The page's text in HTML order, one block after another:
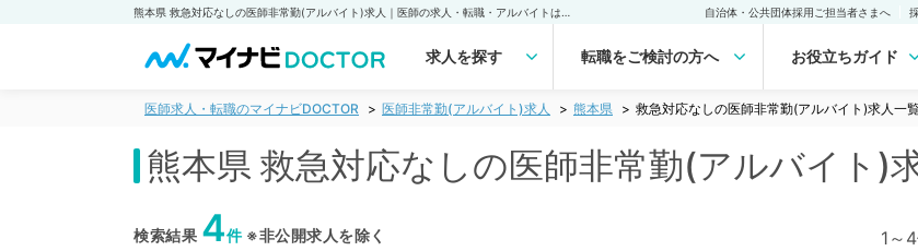
自治体・公共団体採用ご担当者さまへ
求人を探す 転職をご検討の方へ お役立ちガイド
医師求人・転職のマイナビDOCTOR 医師非常勤(アルバイト)求人 熊本県 救急対応なしの医師非常勤(アルバイト)求人一
熊本県 救急対応なしの医師非常勤(アルバイト)
検索結果 4件※非公開求人を除く 1～